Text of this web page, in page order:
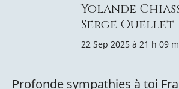
Yolande
Serge Ouellet
22 Sep 2025 à 21 h 09
Profonde sympathies à toi